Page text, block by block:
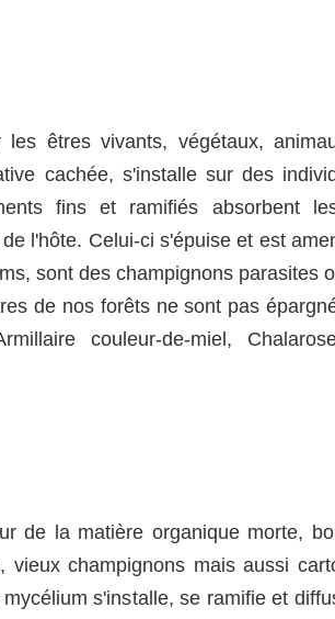
êtres vivants, végétaux,
cachée, s'installe sur des
fins et ramifiés absorbent
l'hôte. Celui-ci s'épuise et est
sont des champignons parasites
de nos forêts ne sont pas
couleur-de-miel,
de la matière organique morte,
vieux champignons mais aussi
s'installe, se ramifie et